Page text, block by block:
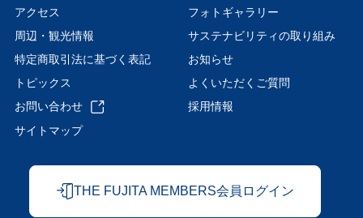
アクセス
フォトギャラリー
周辺・観光情報
サステナビリティの取り組み
特定商取引法に基づく表記
お知らせ
トピックス
よくいただくご質問
お問い合わせ
採用情報
サイトマップ
THE FUJITA MEMBERS会員ログイン